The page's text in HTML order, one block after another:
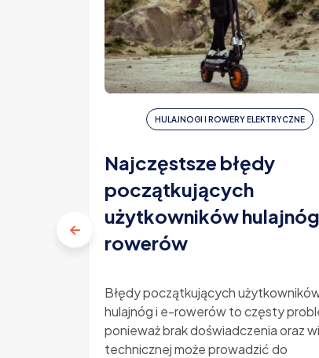
HULAJNOGI I ROWERY ELEKTRYCZNE
Najczęstsze błędy
początkujących
użytkowników
rowerów
Błędy początkujących
hulajnóg i e-rowerów to częsty
ponieważ brak doświadczenia oraz
technicznej może prowadzić do